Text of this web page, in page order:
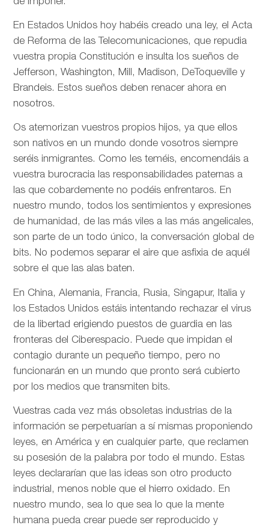
En Estados Unidos hoy habéis creado una ley, el Acta
de Reforma de las Telecomunicaciones, que repudia
vuestra propia Constitución e insulta los sueños de
Jefferson, Washington, Mill, Madison, DeToqueville y
Brandeis. Estos sueños deben renacer ahora en
nosotros.
Os atemorizan vuestros propios hijos, ya que ellos
son nativos en un mundo donde vosotros siempre
seréis inmigrantes. Como les teméis, encomendáis a
vuestra burocracia las responsabilidades paternas a
las que cobardemente no podéis enfrentaros. En
nuestro mundo, todos los sentimientos y expresiones
de humanidad, de las más viles a las más angelicales,
son parte de un todo único, la conversación global de
bits. No podemos separar el aire que asfixia de aquél
sobre el que las alas baten.
En China, Alemania, Francia, Rusia, Singapur, Italia y
los Estados Unidos estáis intentando rechazar el virus
de la libertad erigiendo puestos de guardia en las
fronteras del Ciberespacio. Puede que impidan el
contagio durante un pequeño tiempo, pero no
funcionarán en un mundo que pronto será cubierto
por los medios que transmiten bits.
Vuestras cada vez más obsoletas industrias de la
información se perpetuarían a sí mismas proponiendo
leyes, en América y en cualquier parte, que reclamen
su posesión de la palabra por todo el mundo. Estas
leyes declararían que las ideas son otro producto
industrial, menos noble que el hierro oxidado. En
nuestro mundo, sea lo que sea lo que la mente
humana pueda crear puede ser reproducido y